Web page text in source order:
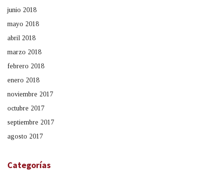
junio 2018
mayo 2018
abril 2018
marzo 2018
febrero 2018
enero 2018
noviembre 2017
octubre 2017
septiembre 2017
agosto 2017
Categorías